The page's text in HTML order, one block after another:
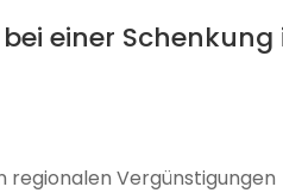
einer Schenkung
regionalen Vergünstigungen